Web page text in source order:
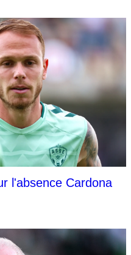
l'absence Cardona